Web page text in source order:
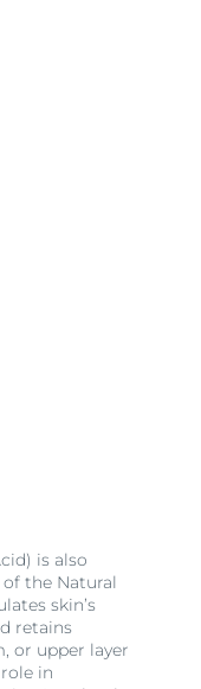
is also
the Natural
skin’s
retains
or upper layer
in